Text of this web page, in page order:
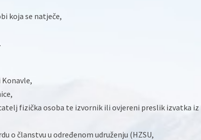
koja se natječe,
fizička osoba te izvornik ili ovjereni preslik izvatka iz
o članstvu u određenom udruženju (HZSU,